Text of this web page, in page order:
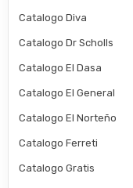
Catalogo Diva
Catalogo Dr Scholls
Catalogo El Dasa
Catalogo El General
Catalogo El Norteño
Catalogo Ferreti
Catalogo Gratis